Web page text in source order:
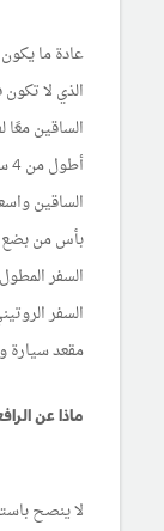
عادة ما
الذي لا
الساقين
الساقين
بأس من
السفر
السفر
مقعد سيارة
ماذا عن
لا ينصح